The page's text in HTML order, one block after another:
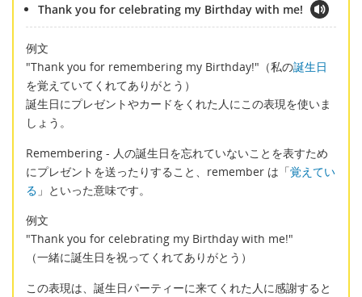
Thank you for celebrating my Birthday with me!
例文
"Thank you for remembering my Birthday!"（私の誕生日
を覚えていてくれてありがとう）
誕生日にプレゼントやカードをくれた人にこの表現を使いま
しょう。
Remembering - 人の誕生日を忘れていないことを表すため
にプレゼントを送ったりすること、remember は「覚えてい
る 」といった意味です。
例文
"Thank you for celebrating my Birthday with me!"
（一緒に誕生日を祝ってくれてありがとう）
この表現は、誕生日パーティーに来てくれた人に感謝すると